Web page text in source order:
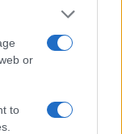
or
to